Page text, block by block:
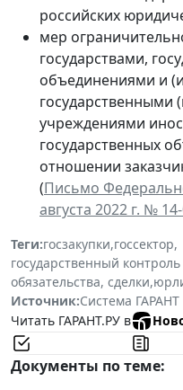
российских
мер
государствами,
объединениями и
государственными
учреждениями
государственных
отношении
(Письмо
августа 2022 г. №
Теги:госзакупки,госсектор,
государственный
обязательства, сделки,
Источник:Система ГАРАНТ
Читать ГАРАНТ.РУ в
Документы по теме: